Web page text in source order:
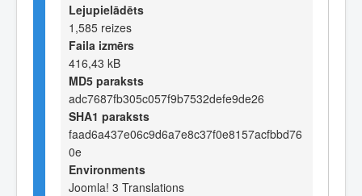
Lejupielādēts
1,585 reizes
Faila izmērs
416,43 kB
MD5 paraksts
adc7687fb305c057f9b7532defe9de26
SHA1 paraksts
faad6a437e06c9d6a7e8c37f0e8157acfbbd76
0e
Environments
Joomla! 3 Translations